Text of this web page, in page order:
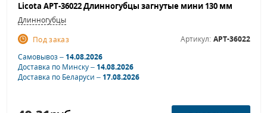
Licota APT-36022 Длинногубцы загнутые мини 130 мм
Длинногубцы
Под заказ
Артикул: APT-36022
Самовывоз –14.08.2026
Доставка по Минску –14.08.2026
Доставка по Беларуси –17.08.2026